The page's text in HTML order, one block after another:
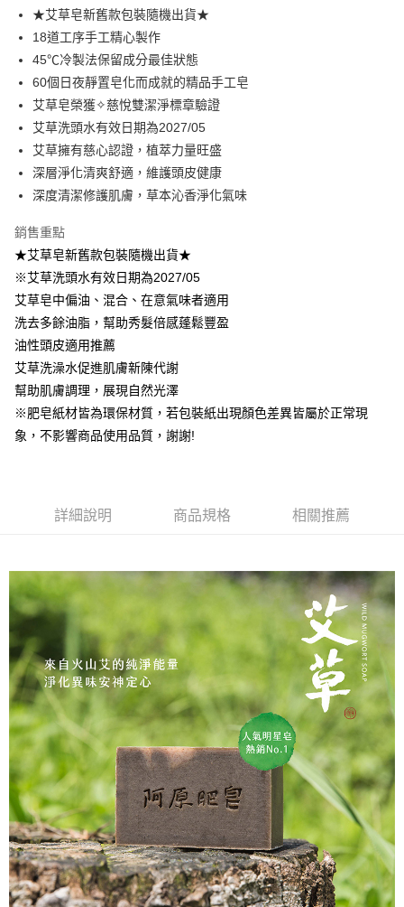
街口支付
悠遊付
全盈+PAY
大哥付你分期
相關說明
【大哥付你分期使用說明】
1.本服務由台灣大哥大提供，台灣大哥大用戶可立即使用無須另外申請。
流程，驗證手機門號後，選擇欲分期的期數、繳款截止日，確認付款後即完
3.實際核准額度、可分期數及費用金額請依後續交易確認頁面所載為準。
4.訂單成立30分鐘內，如未前往確認交易或遇審核未通過，訂單將自動取
法說明評估內容。
【繳款方式說明】
1.分期款項不併入電信帳單，「大哥付你分期」於每月結算日後寄送繳費提
醒簡訊。
2.透過簡訊連結打開帳單後，可選擇「超商條碼／台灣大直營門市／銀行轉
帳／街口支付／iPASS MONEY」等通路繳費。
【注意事項】
1.本服務係由「台灣大哥大股份有限公司」（以下簡稱本公司）所提供，讓
用戶於交易時，得透過本服務購買商品或服務，並由商店將買賣／分期付款
買賣價金債權讓與本公司後，依約使用本公司帳單繳交帳款。
3.完整用戶服務條款，請詳閱以下連結：https://oppay.tw/userRule
AFTEE先享後付
相關說明
AFTEE先享後付是「在收到商品之後才付款」的支付方式。 讓您購物簡單
便利好安心！
１．簡單：不需註冊會員、不需綁卡、不需儲值。
２．便利：只要手機號碼，簡訊認證，即可結帳。
【「AFTEE先享後付」結帳流程】
１．於結帳方式選擇「AFTEE先享後付」後，將跳轉至「AFTEE先享後付」
結帳頁面，進行簡訊認證並確認金額後，即可完成結帳。
２．訂單成立數日內，您將收到繳費通知簡訊。
３．收到繳費通知簡訊後14天內，點擊此簡訊中的連結，可透過四大超商／
ATM／網路銀行／等多元方式進行付款，方視為交易完成。
※ 請注意：結帳手續完成當下不需立刻繳費，但若您需要取消訂單，請聯絡
購買商品的店家。未經商家同意取消之訂單仍視為有效，需透過AFTEE先享
權轉讓予恩沛科技股份有限公司。
２．關於個人資料處理事宜，請瀏覽以下網址：
https://aftee.tw/terms/#terms3
３．未成年的使用者請事先徵得法定代理人或監護人之同意方可使用
「AFTEE先享後付」，若未經同意申辦者引起之損失，本公司不負相關責
任。
４．使用「AFTEE先享後付」時，將依據個別帳號之用戶狀況，依本公司即
時審查核予不同之上限額度；若仍有額度不足之情形，本公司將視審查結果
請求用戶進行身份認證。
５．嚴禁一人註冊多個帳號或使用他人資訊註冊。若發現惡意使用之情形，
恩沛科技股份有限公司將有權停止該用戶之使用額度並採取法律行動。
⭕超取僅提供付款後全家取貨
每筆NT$100，滿NT$1,000(含以上)免運費
❌未開放，選取系統將直接取消訂單❌
每筆NT$999
⭕超取僅提供付款後7-11取貨
每筆NT$100，滿NT$1,000(含以上)免運費
★艾草皂新舊款包裝隨機出貨★
18道工序手工精心製作
45℃冷製法保留成分最佳狀態
60個日夜靜置皂化而成就的精品手工皂
艾草皂榮獲✧慈悅雙潔淨標章驗證
艾草洗頭水有效日期為2027/05
艾草擁有慈心認證，植萃力量旺盛
深層淨化清爽舒適，維護頭皮健康
深度清潔修護肌膚，草本沁香淨化氣味
銷售重點
★艾草皂新舊款包裝隨機出貨★
※艾草洗頭水有效日期為2027/05
艾草皂中偏油、混合、在意氣味者適用
洗去多餘油脂，幫助秀髮倍感蓬鬆豐盈
油性頭皮適用推薦
艾草洗澡水促進肌膚新陳代謝
幫助肌膚調理，展現自然光澤
※肥皂紙材皆為環保材質，若包裝紙出現顏色差異皆屬於正常現
象，不影響商品使用品質，謝謝!
詳細說明 商品規格 相關推薦